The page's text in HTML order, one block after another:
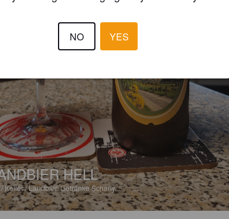
HELL
Keller / Landbier.Getränke Scharly.
NO YES